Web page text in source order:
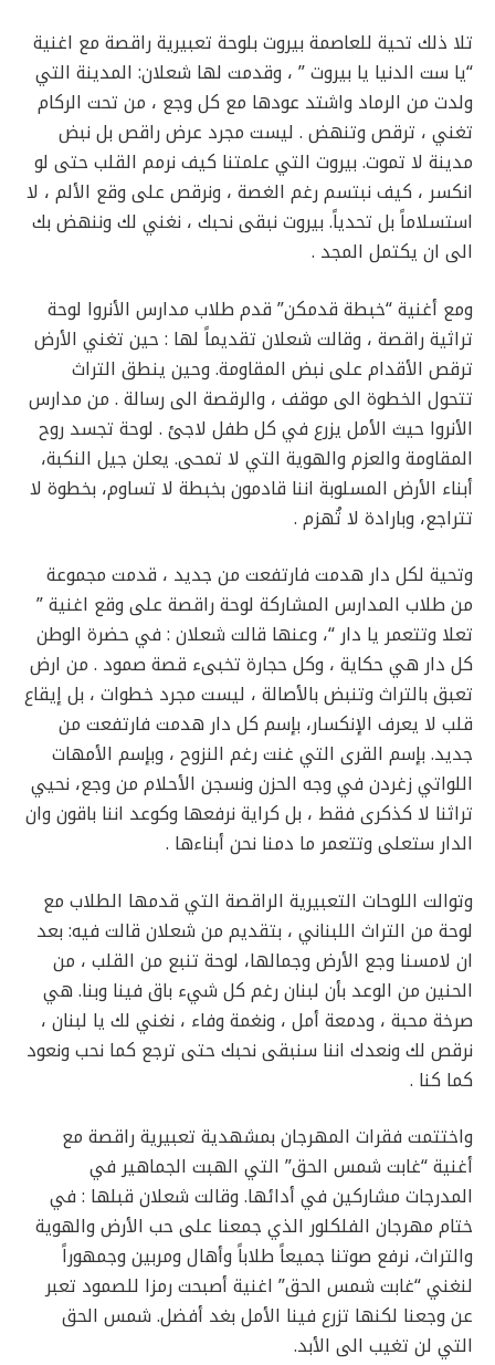
تلا ذلك تحية للعاصمة بيروت بلوحة تعبيرية راقصة مع اغنية
“يا ست الدنيا يا بيروت ” ، وقدمت لها شعلان: المدينة التي
ولدت من الرماد واشتد عودها مع كل وجع ، من تحت الركام
تغني ، ترقص وتنهض . ليست مجرد عرض راقص بل نبض
مدينة لا تموت. بيروت التي علمتنا كيف نرمم القلب حتى لو
انكسر ، كيف نبتسم رغم الغصة ، ونرقص على وقع الألم ، لا
استسلاماً بل تحدياً. بيروت نبقى نحبك ، نغني لك وننهض بك
الى ان يكتمل المجد .
ومع أغنية “خبطة قدمكن” قدم طلاب مدارس الأنروا لوحة
تراثية راقصة ، وقالت شعلان تقديماً لها : حين تغني الأرض
ترقص الأقدام على نبض المقاومة. وحين ينطق التراث
تتحول الخطوة الى موقف ، والرقصة الى رسالة . من مدارس
الأنروا حيث الأمل يزرع في كل طفل لاجئ . لوحة تجسد روح
المقاومة والعزم والهوية التي لا تمحى. يعلن جيل النكبة،
أبناء الأرض المسلوبة اننا قادمون بخبطة لا تساوم، بخطوة لا
تتراجع، وبارادة لا تُهزم .
وتحية لكل دار هدمت فارتفعت من جديد ، قدمت مجموعة
من طلاب المدارس المشاركة لوحة راقصة على وقع اغنية ”
تعلا وتتعمر يا دار “، وعنها قالت شعلان : في حضرة الوطن
كل دار هي حكاية ، وكل حجارة تخبىء قصة صمود . من ارض
تعبق بالتراث وتنبض بالأصالة ، ليست مجرد خطوات ، بل إيقاع
قلب لا يعرف الإنكسار، بإسم كل دار هدمت فارتفعت من
جديد. بإسم القرى التي غنت رغم النزوح ، وبإسم الأمهات
اللواتي زغردن في وجه الحزن ونسجن الأحلام من وجع، نحيي
تراثنا لا كذكرى فقط ، بل كراية نرفعها وكوعد اننا باقون وان
الدار ستعلى وتتعمر ما دمنا نحن أبناءها .
وتوالت اللوحات التعبيرية الراقصة التي قدمها الطلاب مع
لوحة من التراث اللبناني ، بتقديم من شعلان قالت فيه: بعد
ان لامسنا وجع الأرض وجمالها، لوحة تنبع من القلب ، من
الحنين من الوعد بأن لبنان رغم كل شيء باق فينا وبنا. هي
صرخة محبة ، ودمعة أمل ، ونغمة وفاء ، نغني لك يا لبنان ،
نرقص لك ونعدك اننا سنبقى نحبك حتى ترجع كما نحب ونعود
كما كنا .
واختتمت فقرات المهرجان بمشهدية تعبيرية راقصة مع
أغنية “غابت شمس الحق” التي الهبت الجماهير في
المدرجات مشاركين في أدائها. وقالت شعلان قبلها : في
ختام مهرجان الفلكلور الذي جمعنا على حب الأرض والهوية
والتراث، نرفع صوتنا جميعاً طلاباً وأهال ومربين وجمهوراً
لنغني “غابت شمس الحق” اغنية أصبحت رمزا للصمود تعبر
عن وجعنا لكنها تزرع فينا الأمل بغد أفضل. شمس الحق
التي لن تغيب الى الأبد.